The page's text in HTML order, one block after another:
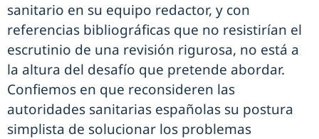
sanitario en su equipo redactor, y con
referencias bibliográficas que no resistirían el
escrutinio de una revisión rigurosa, no está a
la altura del desafío que pretende abordar.
Confiemos en que reconsideren las
autoridades sanitarias españolas su postura
simplista de solucionar los problemas